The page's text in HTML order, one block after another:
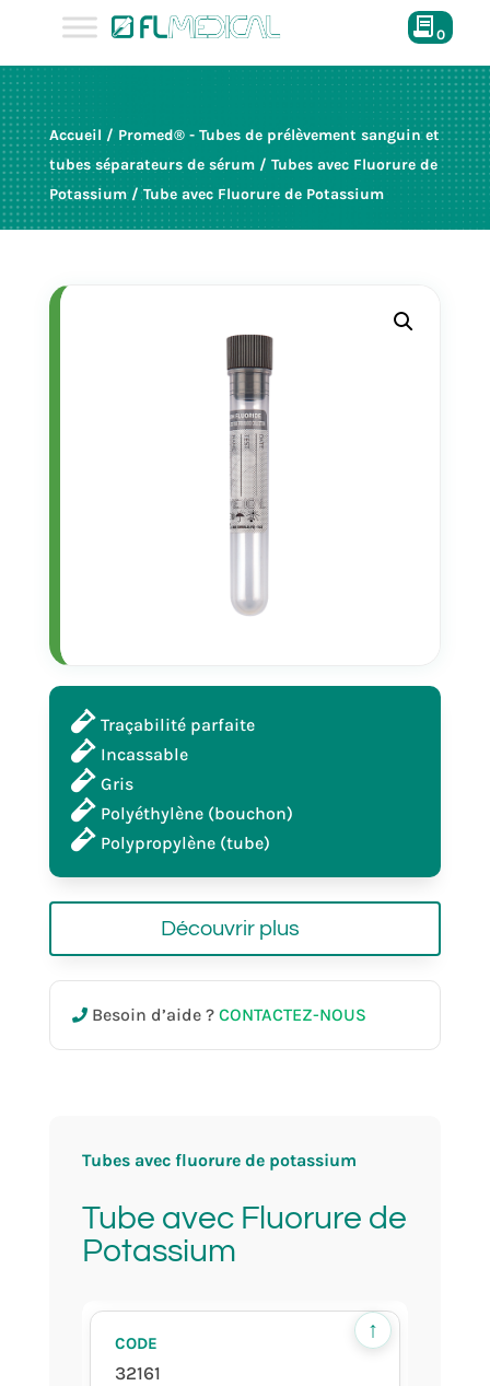
0
Accueil / Promed® - Tubes de prélèvement sanguin et
tubes séparateurs de sérum/ Tubes avec Fluorure de
Potassium/ Tube avec Fluorure de Potassium
Traçabilité parfaite
Incassable
Gris
Polyéthylène (bouchon)
Polypropylène (tube)
Découvrir plus
Besoin d’aide ? CONTACTEZ-NOUS
Tubes avec fluorure de potassium
Tube avec Fluorure de
Potassium
racks de 50 pièces
2,5 ml
13x75 mm
32158
13x75 mm
racks de 50 pièces
32161
↑